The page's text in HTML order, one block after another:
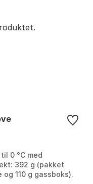
0 °C med
392 g (pakket
og 110 g gassboks).